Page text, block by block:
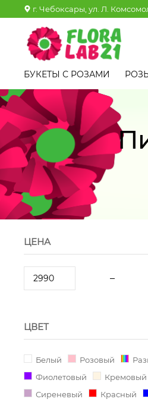
г. Чебоксары, ул. Л.
БУКЕТЫ С РОЗАМИ
ЦЕНА
ЦВЕТ
Белый Розовый
Фиолетовый
Кремовый
Сиреневый
Красный